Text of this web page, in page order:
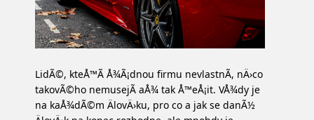
LidÃ©, kteÅ™Ã­ Å¾Ã¡dnou firmu nevlastnÃ­, nÄ›co
takovÃ©ho nemusejÃ­ aÅ¾ tak Å™eÅ¡it. VÅ¾dy je
na kaÅ¾dÃ©m ÄlovÄ›ku, pro co a jak se danÃ½